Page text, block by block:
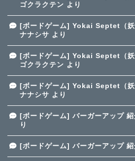
ゴクラクテン より
[ボードゲーム] Yokai Septet（妖
ナナシサ より
[ボードゲーム] Yokai Septet（妖
ゴクラクテン より
[ボードゲーム] Yokai Septet（妖
ナナシサ より
[ボードゲーム] バーガーアップ 紹
り
[ボードゲーム] バーガーアップ 紹